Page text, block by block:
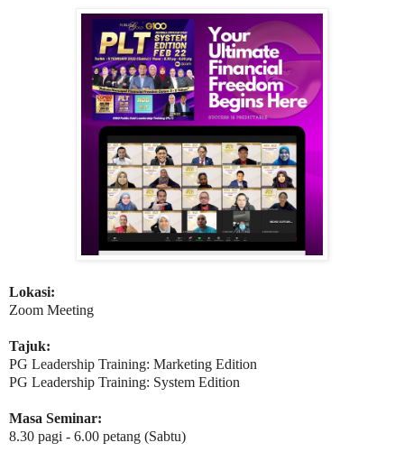
Lokasi:
Zoom Meeting
Tajuk:
PG Leadership Training: Marketing Edition
PG Leadership Training: System Edition
Masa Seminar:
8.30 pagi - 6.00 petang (Sabtu)